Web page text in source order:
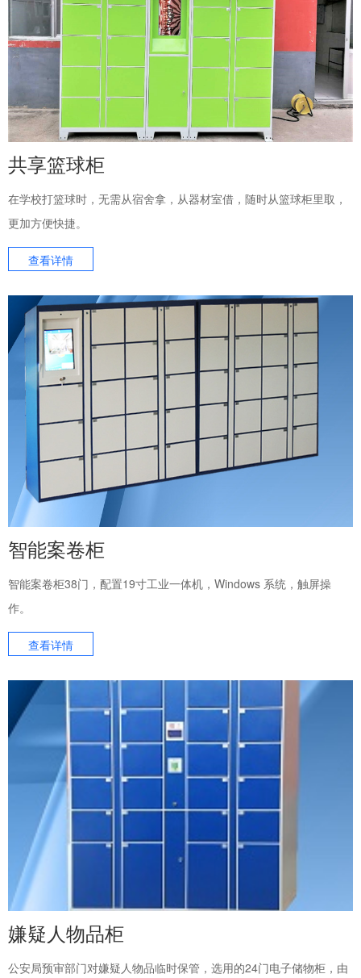
共享篮球柜
在学校打篮球时，无需从宿舍拿，从器材室借，随时从篮球柜里取，
更加方便快捷。
查看详情
智能案卷柜
智能案卷柜38门，配置19寸工业一体机，Windows 系统，触屏操
作。
查看详情
嫌疑人物品柜
公安局预审部门对嫌疑人物品临时保管，选用的24门电子储物柜，由